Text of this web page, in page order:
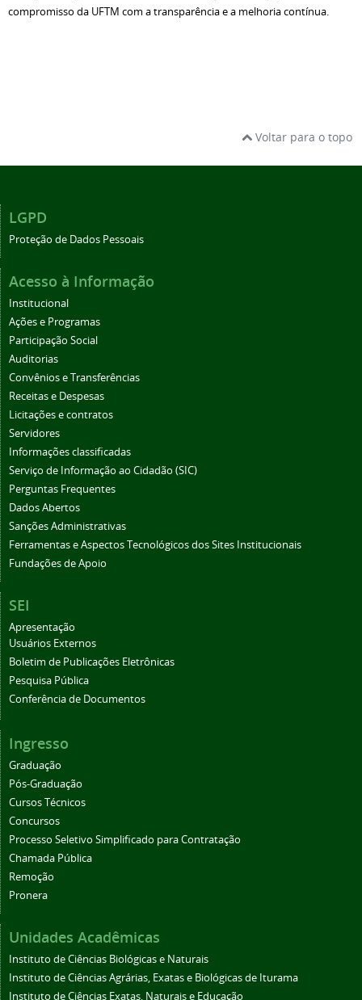
compromisso da UFTM com a transparência e a melhoria contínua.
Voltar para o topo
LGPD
Proteção de Dados Pessoais
Acesso à Informação
Institucional
Ações e Programas
Participação Social
Auditorias
Convênios e Transferências
Receitas e Despesas
Licitações e contratos
Servidores
Informações classificadas
Serviço de Informação ao Cidadão (SIC)
Perguntas Frequentes
Dados Abertos
Sanções Administrativas
Ferramentas e Aspectos Tecnológicos dos Sites Institucionais
Fundações de Apoio
SEI
Apresentação
Usuários Externos
Boletim de Publicações Eletrônicas
Pesquisa Pública
Conferência de Documentos
Ingresso
Graduação
Pós-Graduação
Cursos Técnicos
Concursos
Processo Seletivo Simplificado para Contratação
Chamada Pública
Remoção
Pronera
Unidades Acadêmicas
Instituto de Ciências Biológicas e Naturais
Instituto de Ciências Agrárias, Exatas e Biológicas de Iturama
Instituto de Ciências Exatas, Naturais e Educação